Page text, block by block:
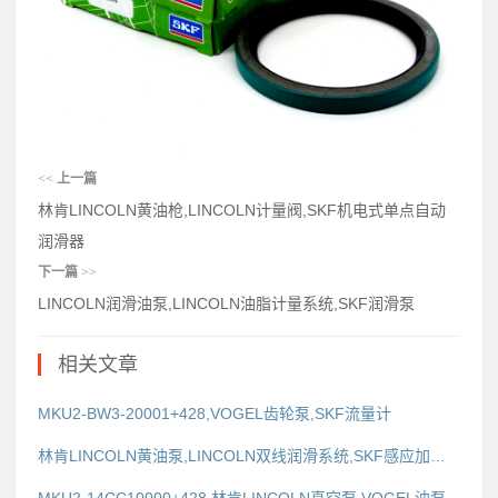
<< 上一篇
林肯LINCOLN黄油枪,LINCOLN计量阀,SKF机电式单点自动
润滑器
下一篇 >>
LINCOLN润滑油泵,LINCOLN油脂计量系统,SKF润滑泵
相关文章
MKU2-BW3-20001+428,VOGEL齿轮泵,SKF流量计